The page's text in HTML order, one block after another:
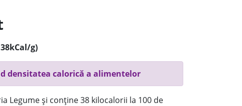
g)
densitatea calorică a alimentelor
Legume și conține 38 kilocalorii la 100 de